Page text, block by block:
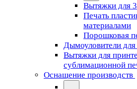
Вытяжки для
Печать
материалами
Порошковая
Дымоуловители для
Вытяжки для
сублимационной
Оснащение производств